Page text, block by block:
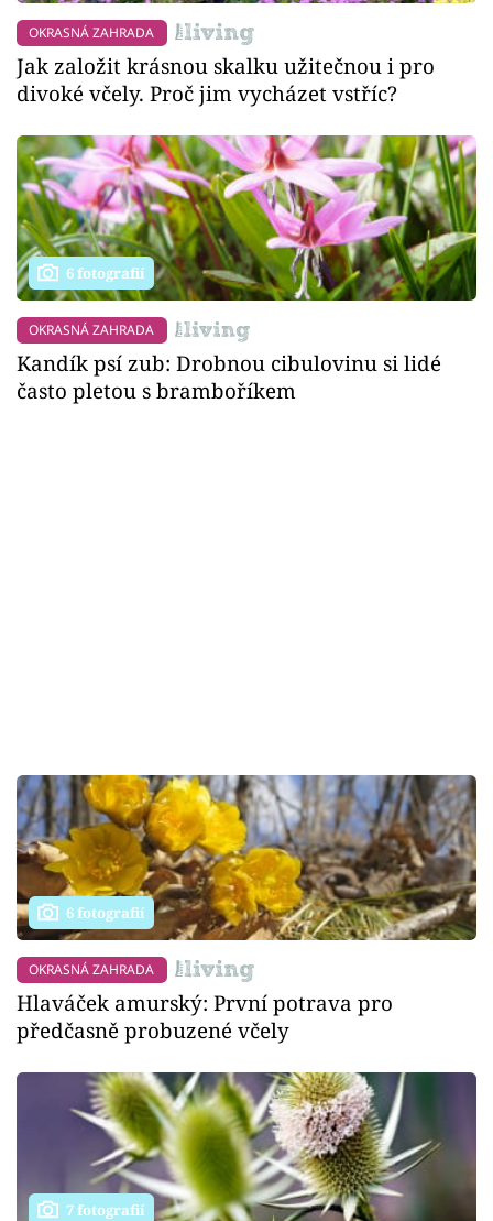
OKRASNÁ ZAHRADA
Jak založit krásnou skalku užitečnou i pro
divoké včely. Proč jim vycházet vstříc?
6 fotografií
OKRASNÁ ZAHRADA
Kandík psí zub: Drobnou cibulovinu si lidé
často pletou s bramboříkem
6 fotografií
OKRASNÁ ZAHRADA
Hlaváček amurský: První potrava pro
předčasně probuzené včely
7 fotografií